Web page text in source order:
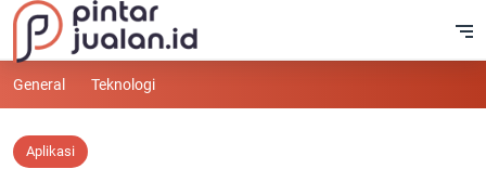
General Teknologi
Aplikasi